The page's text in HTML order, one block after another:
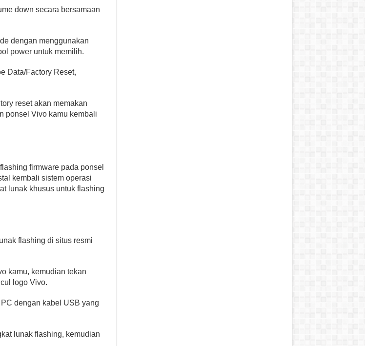
down secara bersamaan
dengan menggunakan
power untuk memilih.
Data/Factory Reset,
reset akan memakan
ponsel Vivo kamu kembali
firmware pada ponsel
kembali sistem operasi
lunak khusus untuk flashing
flashing di situs resmi
kamu, kemudian tekan
logo Vivo.
dengan kabel USB yang
lunak flashing, kemudian